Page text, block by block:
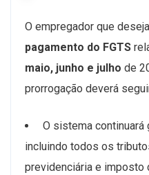
O empregador que
pagamento do FGTS
maio, junho e julho de
prorrogação deverá
O sistema continuará
incluindo todos os
previdenciária e imposto